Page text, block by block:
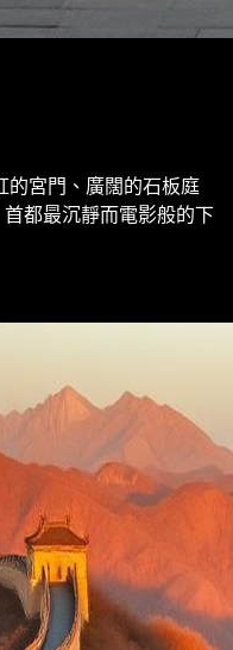
宮門、廣闊的石板庭
都最沉靜而電影般的下